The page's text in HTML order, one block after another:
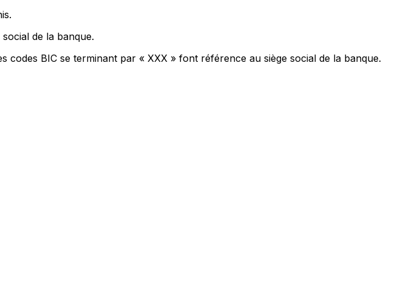
de la banque.
codes BIC se terminant par « XXX » font référence au siège social de la banque.